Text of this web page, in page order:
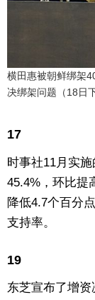
横田惠被朝鲜绑架
决绑架问题（18日
17
时事社11月实
45.4%，环比提
降低4.7个百分
支持率。
19
东芝宣布了增